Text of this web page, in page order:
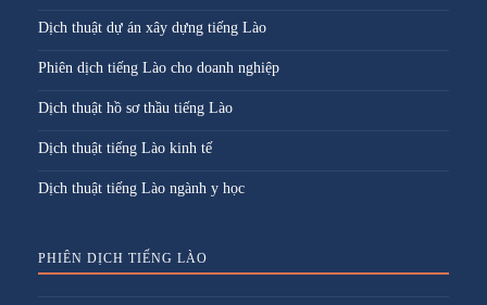
Dịch thuật dự án xây dựng tiếng Lào
Phiên dịch tiếng Lào cho doanh nghiệp
Dịch thuật hồ sơ thầu tiếng Lào
Dịch thuật tiếng Lào kinh tế
Dịch thuật tiếng Lào ngành y học
PHIÊN DỊCH TIẾNG LÀO